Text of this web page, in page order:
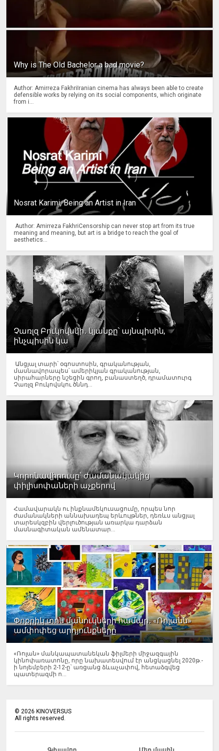
Why is The Old Bachelor a bad movie?
Author: Amirreza FakhriIranian cinema has always been able to create
defensible works by relying on its social components, which originate
from i...
Nosrat Karimi, Being an Artist in Iran
Author: Amirreza FakhriCensorship can never stop art from its true
meaning and meaning, but art is a bridge to reach the goal of
aesthetics...
Չառլզ Բուկովսկի․ կյանքը՝ այնպիսին,
ինչպիսին կա
Անցյալ տարի՝ օգոստոսին, գրականության,
մասնավորապես՝ ամերիկյան գրականության,
սիրահարները նշեցին գրող, բանաստեղծ, դրամատուրգ
Չառլզ Բուկովսկու ծննդ...
Կորոնավիրուսը՝ ժամանակակից
փիլիսոփաների աչքերով
Համավարակն ու ինքնամեկուսացումը, որպես նոր
ժամանակների աննախադեպ երևույթներ, դեռևս անցյալ
տարեսկզբին վերլուծության առարկա դարձան
մասնագիտական ամենատար...
Փոքրիկ տոն մանուկների համար․ «Ռոլանն»
ամփոփեց արդյունքները
«Ռոլան» մանկապատանեկան ֆիլմերի միջազգային
կինոփառատոնը, որը նախատեսվում էր անցկացնել 2020թ.-
ի նոյեմբերի 2-12-ը՝ առցանց ձևաչափով, հետաձգվեց
պատերազմի ո...
©2026 KINOVERSUS
All rights reserved.